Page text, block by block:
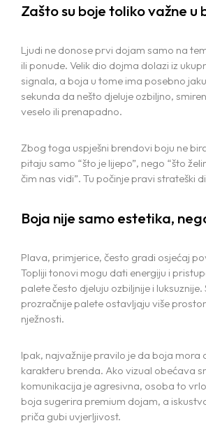
Zašto su boje toliko važne u
Ljudi ne donose prvi dojam samo na
ili ponude. Velik dio dojma dolazi iz
signala, a boja u tome ima posebno
sekunda da nešto djeluje ozbiljno,
veselo ili prenapadno.
Zbog toga uspješni brendovi boju ne
pitaju samo “što je lijepo”, nego “što
čim nas vidi”. Tu počinje pravi strateški
Boja nije samo estetika,
Plava, primjerice, često gradi osjećaj
Topliji tonovi mogu dati energiju i
palete često djeluju ozbiljnije i luksuznije.
prozračnije palete ostavljaju više
nježnosti.
Ipak, najvažnije pravilo je da boja mora
karakteru brenda. Ako vizual obećava
komunikacija je agresivna, osoba to
boja sugerira premium dojam, a
priča gubi uvjerljivost.